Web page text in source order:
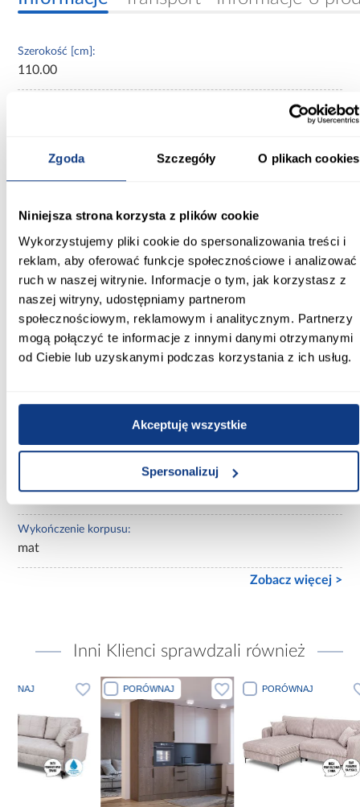
Zgoda Szczegóły O plikach cookies
Niniejsza strona korzysta z plików cookie
Wykorzystujemy pliki cookie do spersonalizowania treści i
reklam, aby oferować funkcje społecznościowe i analizować
ruch w naszej witrynie. Informacje o tym, jak korzystasz z
naszej witryny, udostępniamy partnerom
społecznościowym, reklamowym i analitycznym. Partnerzy
mogą połączyć te informacje z innymi danymi otrzymanymi
od Ciebie lub uzyskanymi podczas korzystania z ich usług.
Akceptuję wszystkie
Spersonalizuj
Szerokość [cm]:
110.00
Wysokość [cm]:
Kolor frontów:
Kolor korpusu:
biały
Wybarwienie:
białe
2-drzwiowa
mat
Wykończenie korpusu:
mat
Zobacz więcej >
Inni Klienci sprawdzali również
PORÓWNAJ PORÓWNAJ